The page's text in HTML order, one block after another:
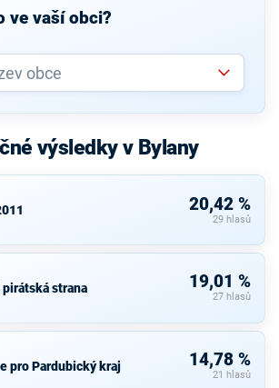
ve vaší obci?
výsledky v Bylany
20,42 %
29 hlasů
pirátská strana 19,01 %
27 hlasů
pro Pardubický kraj 14,78 %
21 hlasů